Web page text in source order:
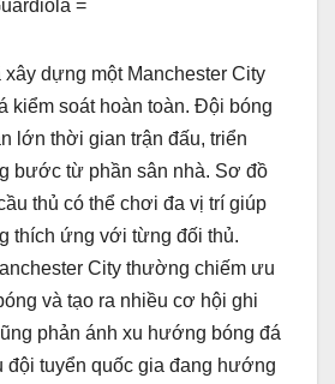
=
xây dựng một Manchester City
kiểm soát hoàn toàn. Đội bóng
lớn thời gian trận đấu, triển
bước từ phần sân nhà. Sơ đồ
thủ có thể chơi đa vị trí giúp
thích ứng với từng đối thủ.
City thường chiếm ưu
và tạo ra nhiều cơ hội ghi
phản ánh xu hướng bóng đá
đội tuyển quốc gia đang hướng